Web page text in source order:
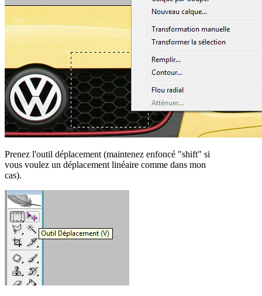
Prenez l'outil déplacement (maintenez enfoncé "shift" si
vous voulez un déplacement linéaire comme dans mon
cas).